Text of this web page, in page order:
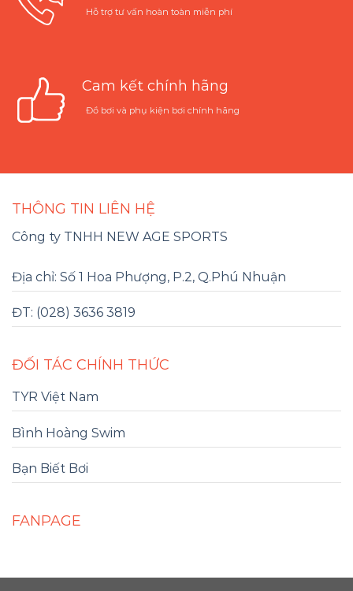
Hỗ trợ tư vấn hoàn toàn miễn phí
Cam kết chính hãng
Đồ bơi và phụ kiện bơi chính hãng
THÔNG TIN LIÊN HỆ
Công ty TNHH NEW AGE SPORTS
Địa chỉ: Số 1 Hoa Phượng, P.2, Q.Phú Nhuận
ĐT: (028) 3636 3819
ĐỐI TÁC CHÍNH THỨC
TYR Việt Nam
Bình Hoàng Swim
Bạn Biết Bơi
FANPAGE